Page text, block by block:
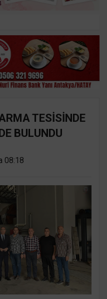
TESİSİNDE
BULUNDU
08:18